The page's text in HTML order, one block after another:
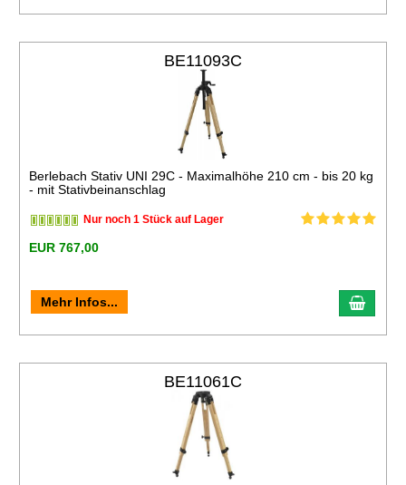
BE11093C
Berlebach Stativ UNI 29C - Maximalhöhe 210 cm - bis 20 kg
- mit Stativbeinanschlag
Nur noch 1 Stück auf Lager
EUR 767,00
Mehr Infos...
BE11061C